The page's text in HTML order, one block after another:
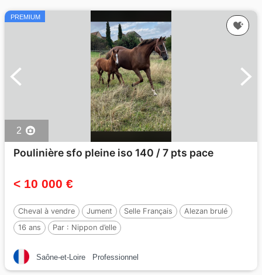
PREMIUM
2
Poulinière sfo pleine iso 140 / 7 pts pace
< 10 000 €
Cheval à vendre Jument Selle Français
Alezan brulé
16 ans
Par : Nippon d’elle
Saône-et-Loire Professionnel